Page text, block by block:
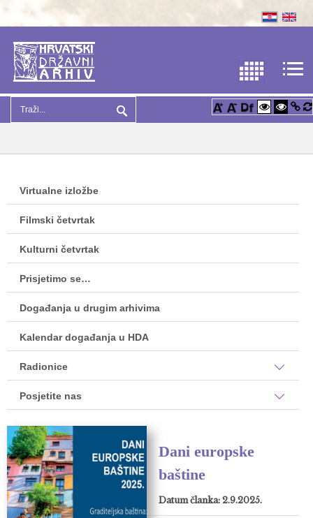
Virtualne izložbe
Filmski četvrtak
Kulturni četvrtak
Prisjetimo se…
Događanja u drugim arhivima
Kalendar događanja u HDA
Radionice
Posjetite nas
Dani europske
baštine
Datum članka: 2.9.2025.